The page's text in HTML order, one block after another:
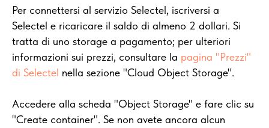
Per connettersi al servizio Selectel, iscriversi a
Selectel e ricaricare il saldo di almeno 2 dollari. Si
tratta di uno storage a pagamento; per ulteriori
informazioni sui prezzi, consultare la pagina "Prezzi"
di Selectel nella sezione "Cloud Object Storage".
Accedere alla scheda "Object Storage" e fare clic su
"Create container". Se non avete ancora alcun